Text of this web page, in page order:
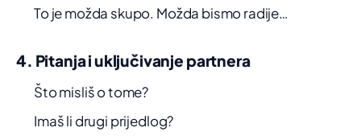
To je možda skupo. Možda bismo radije…
4. Pitanja i uključivanje partnera
Što misliš o tome?
Imaš li drugi prijedlog?